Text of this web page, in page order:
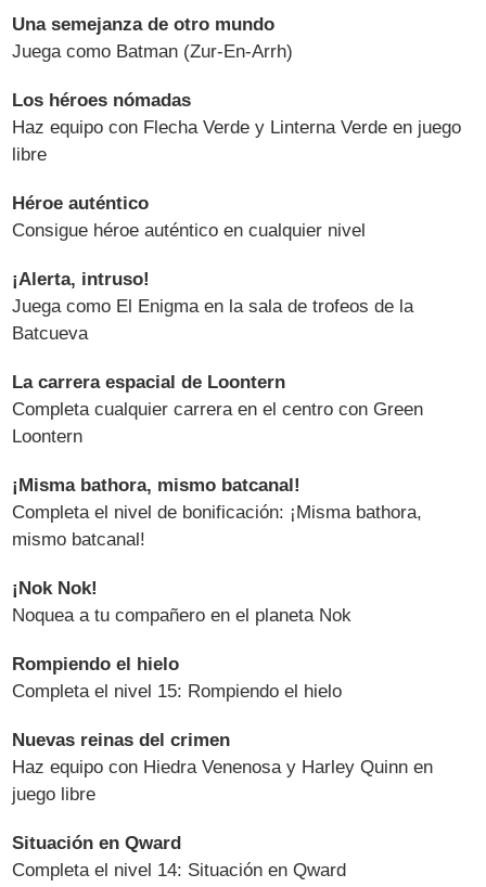
Una semejanza de otro mundo
Juega como Batman (Zur-En-Arrh)
Los héroes nómadas
Haz equipo con Flecha Verde y Linterna Verde en juego
libre
Héroe auténtico
Consigue héroe auténtico en cualquier nivel
¡Alerta, intruso!
Juega como El Enigma en la sala de trofeos de la
Batcueva
La carrera espacial de Loontern
Completa cualquier carrera en el centro con Green
Loontern
¡Misma bathora, mismo batcanal!
Completa el nivel de bonificación: ¡Misma bathora,
mismo batcanal!
¡Nok Nok!
Noquea a tu compañero en el planeta Nok
Rompiendo el hielo
Completa el nivel 15: Rompiendo el hielo
Nuevas reinas del crimen
Haz equipo con Hiedra Venenosa y Harley Quinn en
juego libre
Situación en Qward
Completa el nivel 14: Situación en Qward